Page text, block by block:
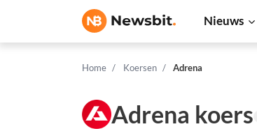
Nieuws
Home Koersen Adrena
Adrena koers